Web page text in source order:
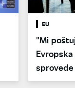
EU
"Mi
sa SAD